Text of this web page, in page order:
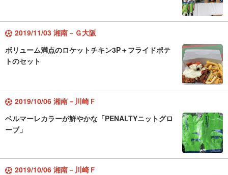
2019/11/03 湘南－Ｇ大阪
ボリューム満点のロケットチキン3P＋フライドポテ
トのセット
2019/10/06 湘南－川崎Ｆ
ベルマーレカラーが鮮やかな「PENALTYニットグロ
ーブ」
2019/10/06 湘南－川崎Ｆ